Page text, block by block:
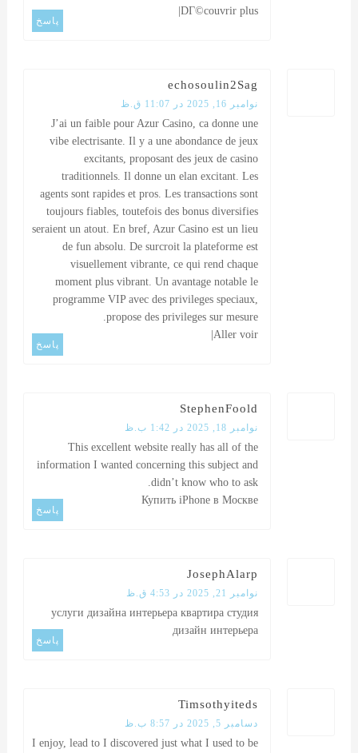
DГ©couvrir plus
|
پاسخ
echosoulin2Sag
نوامبر 16, 2025 در 11:07 ق.ظ
J’ai un faible pour Azur Casino, ca donne une
vibe electrisante. Il y a une abondance de jeux
excitants, proposant des jeux de casino
traditionnels. Il donne un elan excitant. Les
agents sont rapides et pros. Les transactions sont
toujours fiables, toutefois des bonus diversifies
seraient un atout. En bref, Azur Casino est un lieu
de fun absolu. De surcroit la plateforme est
visuellement vibrante, ce qui rend chaque
moment plus vibrant. Un avantage notable le
programme VIP avec des privileges speciaux,
propose des privileges sur mesure.
Aller voir
|
پاسخ
StephenFoold
نوامبر 18, 2025 در 1:42 ب.ظ
This excellent website really has all of the
information I wanted concerning this subject and
didn’t know who to ask.
Купить iPhone в Москве
پاسخ
JosephAlarp
نوامبر 21, 2025 در 4:53 ق.ظ
услуги дизайна интерьераквартира студия
дизайн интерьера
پاسخ
Timsothyiteds
دسامبر 5, 2025 در 8:57 ب.ظ
I enjoy, lead to I discovered just what I used to be